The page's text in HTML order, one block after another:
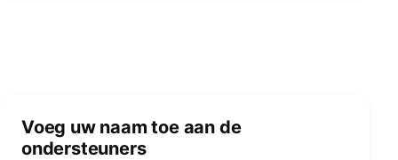
Voeg uw naam toe aan de
ondersteuners